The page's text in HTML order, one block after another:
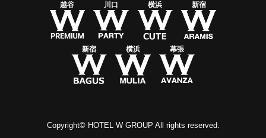
越谷 川口 横浜 新宿
新宿 横浜 幕張
Copyright© HOTEL W GROUP All rights reserved.